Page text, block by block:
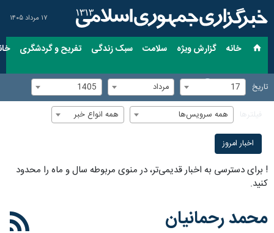
۱۷ مرداد ۱۴۰۵
خانه گزارش ویژه سلامت سبک زندگی تفریح و گردشگری
تاریخ 17 مرداد 1405
همه سرویس‌ها همه انواع خبر
اخبار امروز
! برای دسترسی به اخبار قدیمی‌تر، در منوی مربوطه سال و ماه را محدود
کنید.
محمد رحمانیان